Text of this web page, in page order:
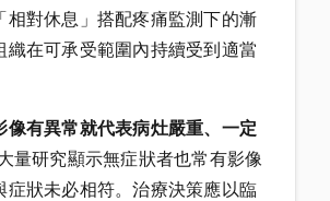
相對休息」搭配疼痛監測下的漸
織在可承受範圍內持續受到適當
像有異常就代表病灶嚴重、一定
量研究顯示無症狀者也常有影像
症狀未必相符。治療決策應以臨